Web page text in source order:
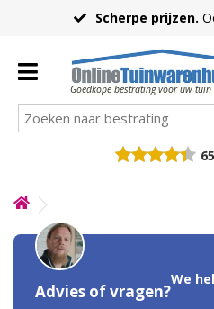
Scherpe prijzen.
Goedkope bestrating voor uw tuin
65
Advies of vragen?
We